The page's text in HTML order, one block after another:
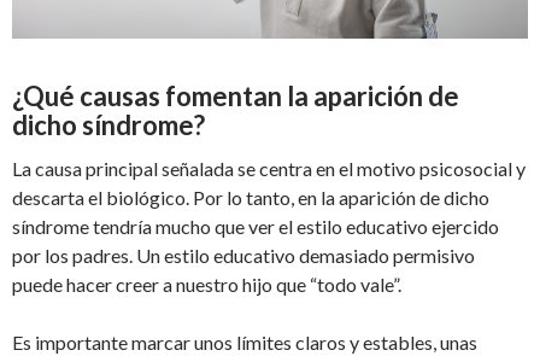
¿Qué causas fomentan la aparición de
dicho síndrome?
La causa principal señalada se centra en el motivo psicosocial y
descarta el biológico. Por lo tanto, en la aparición de dicho
síndrome tendría mucho que ver el estilo educativo ejercido
por los padres. Un estilo educativo demasiado permisivo
puede hacer creer a nuestro hijo que “todo vale”.
Es importante marcar unos límites claros y estables, unas